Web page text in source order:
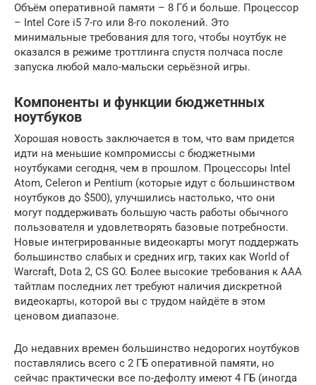
Объём оперативной памяти – 8 Гб и больше. Процессор
– Intel Core i5 7-го или 8-го поколений. Это
минимальные требования для того, чтобы ноутбук не
оказался в режиме троттлинга спустя полчаса после
запуска любой мало-мальски серьёзной игры.
Компоненты и функции бюджетнных
ноутбуков
Хорошая новость заключается в том, что вам придется
идти на меньшие компромиссы с бюджетными
ноутбуками сегодня, чем в прошлом. Процессоры Intel
Atom, Celeron и Pentium (которые идут с большинством
ноутбуков до $500), улучшились настолько, что они
могут поддерживать большую часть работы обычного
пользователя и удовлетворять базовые потребности.
Новые интегрированные видеокарты могут поддержать
большинство слабых и средних игр, таких как World of
Warcraft, Dota 2, CS GO. Более высокие требования к AAA
тайтлам последних лет требуют наличия дискретной
видеокарты, которой вы с трудом найдёте в этом
ценовом диапазоне.
До недавних времен большинство недорогих ноутбуков
поставлялись всего с 2 ГБ оперативной памяти, но
сейчас практически все по-дефолту имеют 4 ГБ (иногда